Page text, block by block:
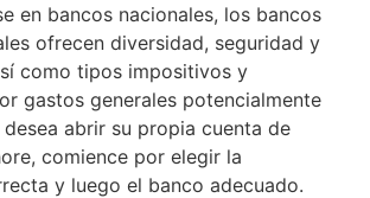
en bancos nacionales, los bancos
ofrecen diversidad, seguridad y
como tipos impositivos y
gastos generales potencialmente
desea abrir su propia cuenta de
comience por elegir la
y luego el banco adecuado.